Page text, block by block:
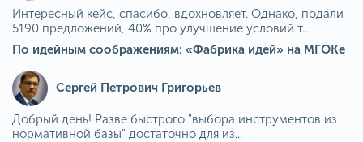
Интересный кейс, спасибо, вдохновляет. Однако, подали
5190 предложений, 40% про улучшение условий т...
По идейным соображениям: «Фабрика идей» на МГОКе
Сергей Петрович Григорьев
Добрый день! Разве быстрого "выбора инструментов из
нормативной базы" достаточно для из...